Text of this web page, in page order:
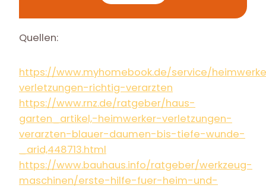
Quellen:
https://www.myhomebook.de/service/
verletzungen-richtig-verarzten
https://www.rnz.de/ratgeber/haus-
garten_artikel,-heimwerker-verletzungen-
verarzten-blauer-daumen-bis-tiefe-wunde-
_arid,448713.html
https://www.bauhaus.info/ratgeber/werkzeug-
maschinen/erste-hilfe-fuer-heim-und-